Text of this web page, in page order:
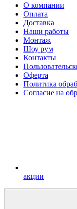
О компании
Оплата
Доставка
Наши работы
Монтаж
Шоу рум
Контакты
Оферта
Политика
Согласие на
акции